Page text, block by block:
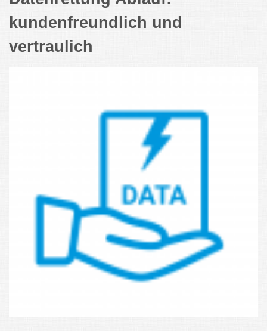
kundenfreundlich und
vertraulich